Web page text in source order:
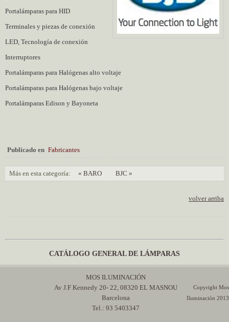
Portalámparas para HID
Terminales y piezas de conexión
LED, Tecnología de conexión
Interruptores
Portalámparas para Halógenas alto voltaje
Portalámparas para Halógenas bajo voltaje
Portalámparas Edison y Bayoneta
Publicado en Fabricantes
Más en esta categoría: « BARO BJC »
volver arriba
CATÁLOGO GENERAL DE LÁMPARAS
MOS ILUMINACIÓN
Av J.F Kennedy 20- 22, 08320 EL MASNOU
Barcelona
Tel.: 93 5403347
Copyright Mos
Iluminación 2013